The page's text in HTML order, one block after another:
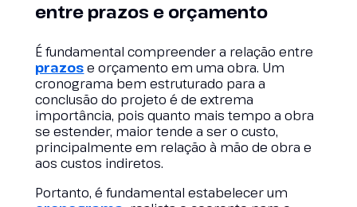
entre prazos e orçamento
É fundamental compreender a relação entre
prazose orçamento em uma obra. Um
cronograma bem estruturado para a
conclusão do projeto é de extrema
importância, pois quanto mais tempo a obra
se estender, maior tende a ser o custo,
principalmente em relação à mão de obra e
aos custos indiretos.
Portanto, é fundamental estabelecer um